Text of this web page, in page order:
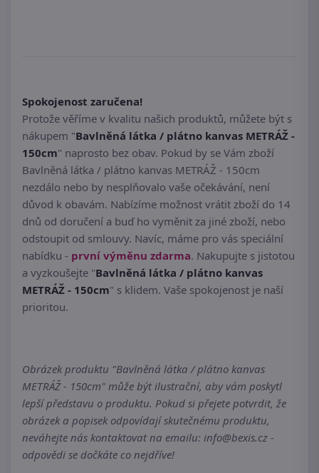
Spokojenost zaručena!
Protože věříme v kvalitu našich produktů, můžete být s
nákupem "Bavlněná látka / plátno kanvas METRÁŽ -
150cm" naprosto bez obav. Pokud by se Vám zboží
Bavlněná látka / plátno kanvas METRÁŽ - 150cm
nezdálo nebo by nesplňovalo vaše očekávání, není
důvod k obavám. Nabízíme možnost vrátit zboží do 14
dnů od doručení a buď ho vyměnit za jiné zboží, nebo
odstoupit od smlouvy. Navíc, máme pro vás speciální
nabídku - první výměnu zdarma. Nakupujte s jistotou
a vyzkoušejte "Bavlněná látka / plátno kanvas
METRÁŽ - 150cm" s klidem. Vaše spokojenost je naší
prioritou.
Obrázek produktu "Bavlněná látka / plátno kanvas
METRÁŽ - 150cm" může být ilustrační, aby vám poskytl
lepší představu o produktu. Pokud si přejete potvrdit, že
obrázek a popisek odpovídají skutečnému produktu,
neváhejte nás kontaktovat na emailu: info@bexis.cz -
odpovědi se dočkáte co nejdříve!